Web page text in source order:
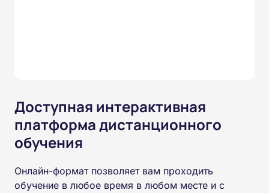
Доступная интерактивная
платформа дистанционного
обучения
Онлайн-формат позволяет вам проходить
обучение в любое время в любом месте и с